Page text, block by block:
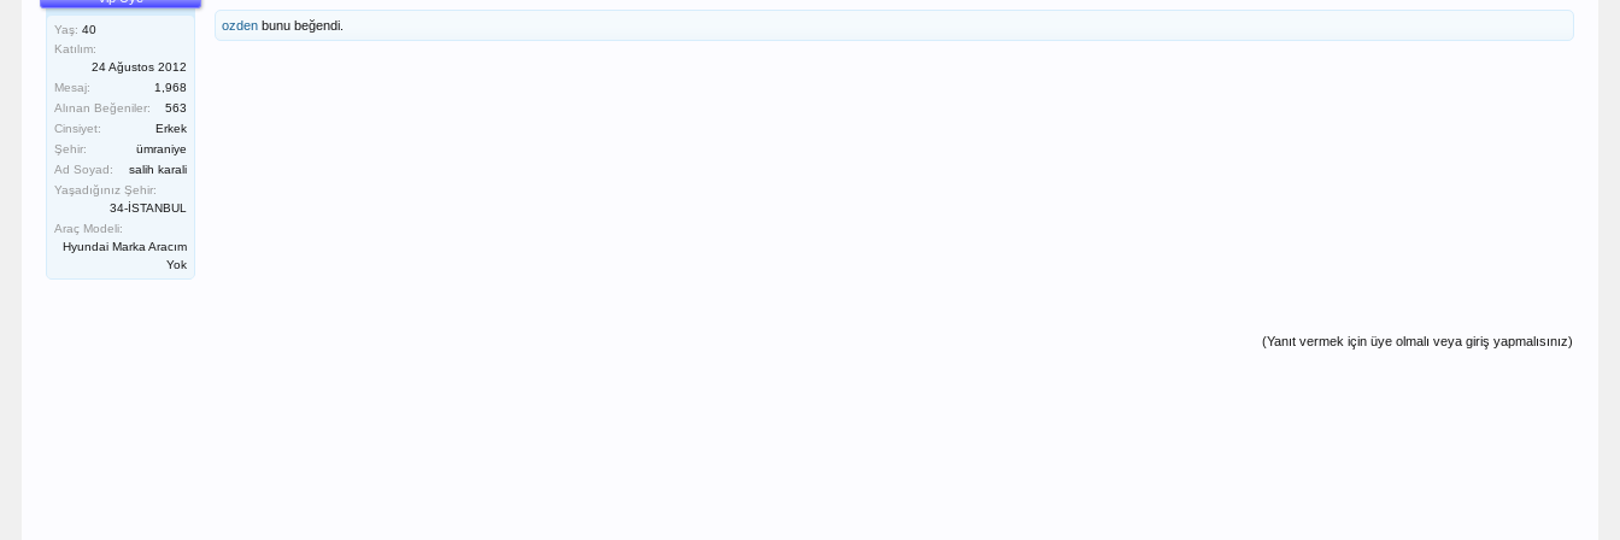
Yaş: 40
Katılım:
24 Ağustos 2012
Mesaj:
1,968
Alınan Beğeniler:
563
Cinsiyet:
Erkek
Şehir:
ümraniye
Ad Soyad:
salih karali
Yaşadığınız Şehir:
34-İSTANBUL
Araç Modeli:
Hyundai Marka Aracım
Yok
ozden bunu beğendi.
(Yanıt vermek için üye olmalı veya giriş yapmalısınız)